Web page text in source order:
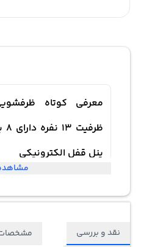
پنل قفل الکترونیکی
نقد و بررسی